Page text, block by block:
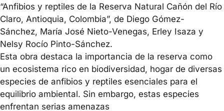
“Anfibios y reptiles de la Reserva Natural Cañón del Río
Claro, Antioquia, Colombia”, de Diego Gómez-
Sánchez, María José Nieto-Venegas, Erley Isaza y
Nelsy Rocío Pinto-Sánchez.
Esta obra destaca la importancia de la reserva como
un ecosistema rico en biodiversidad, hogar de diversas
especies de anfibios y reptiles esenciales para el
equilibrio ambiental. Sin embargo, estas especies
enfrentan serias amenazas